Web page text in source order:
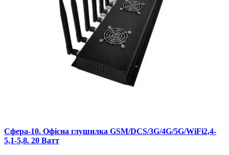
Сфера-10. Офісна глушилка GSM/DCS/3G/4G/5G/WiFi2,4-
5,1-5,8. 20 Ватт